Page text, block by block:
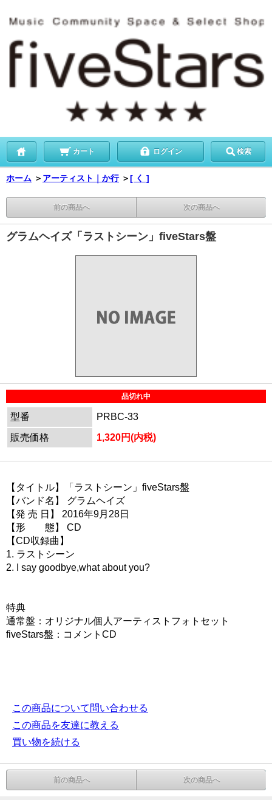
カート ログイン 検索
ホーム ＞ アーティスト｜か行 ＞[ く ]
前の商品へ 次の商品へ
グラムヘイズ「ラストシーン」fiveStars盤
品切れ中
型番
PRBC-33
販売価格
1,320円(内税)
【タイトル】「ラストシーン」fiveStars盤
【バンド名】 グラムヘイズ
【発 売 日】 2016年9月28日
【形 態】 CD
【CD収録曲】
1. ラストシーン
2. I say goodbye,what about you?
特典
通常盤：オリジナル個人アーティストフォトセット
fiveStars盤：コメントCD
この商品について問い合わせる
この商品を友達に教える
買い物を続ける
前の商品へ 次の商品へ